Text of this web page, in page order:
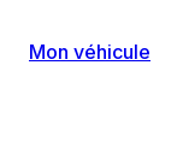
Mon véhicule